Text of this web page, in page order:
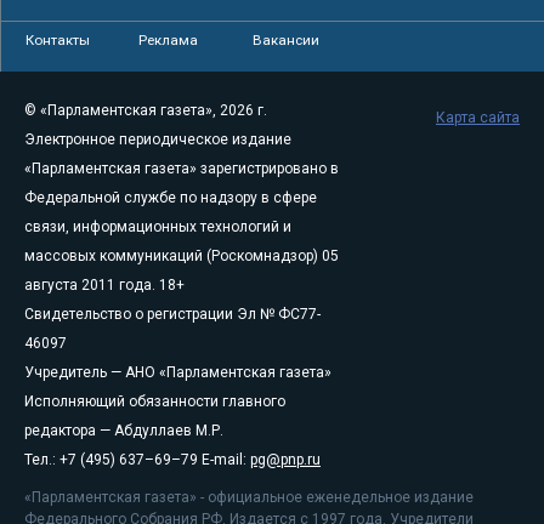
Контакты Реклама Вакансии
© «Парламентская газета», 2026 г.
Электронное периодическое издание
«Парламентская газета» зарегистрировано в
Федеральной службе по надзору в сфере
связи, информационных технологий и
массовых коммуникаций (Роскомнадзор) 05
августа 2011 года. 18+
Свидетельство о регистрации Эл № ФС77-
46097
Учредитель — АНО «Парламентская газета»
Исполняющий обязанности главного
редактора — Абдуллаев М.Р.
Тел.: +7 (495) 637–69–79 E-mail: pg@pnp.ru
«Парламентская газета» - официальное еженедельное издание
Федерального Собрания РФ. Издается с 1997 года. Учредители
Карта сайта